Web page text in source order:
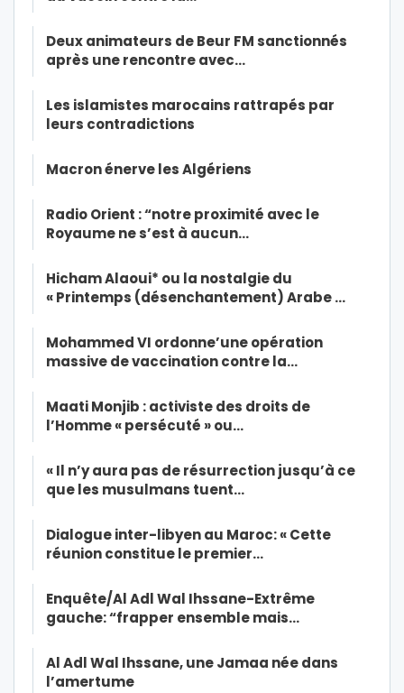
Deux animateurs de Beur FM sanctionnés
après une rencontre avec…
Les islamistes marocains rattrapés par
leurs contradictions
Macron énerve les Algériens
Radio Orient : “notre proximité avec le
Royaume ne s’est à aucun…
Hicham Alaoui* ou la nostalgie du
« Printemps (désenchantement) Arabe …
Mohammed VI ordonne’une opération
massive de vaccination contre la…
Maati Monjib : activiste des droits de
l’Homme « persécuté » ou…
« Il n’y aura pas de résurrection jusqu’à ce
que les musulmans tuent…
Dialogue inter-libyen au Maroc: « Cette
réunion constitue le premier…
Enquête/Al Adl Wal Ihssane-Extrême
gauche: “frapper ensemble mais…
Al Adl Wal Ihssane, une Jamaa née dans
l’amertume